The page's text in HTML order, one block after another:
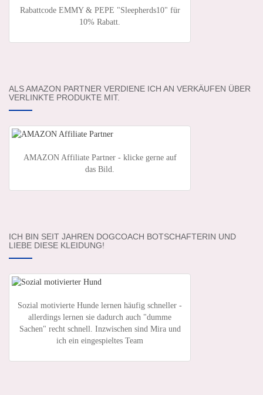
Rabattcode EMMY & PEPE "Sleepherds10" für
10% Rabatt.
ALS AMAZON PARTNER VERDIENE ICH AN VERKÄUFEN ÜBER
VERLINKTE PRODUKTE MIT.
AMAZON Affiliate Partner - klicke gerne auf
das Bild.
ICH BIN SEIT JAHREN DOGCOACH BOTSCHAFTERIN UND
LIEBE DIESE KLEIDUNG!
Sozial motivierte Hunde lernen häufig schneller -
allerdings lernen sie dadurch auch "dumme
Sachen" recht schnell. Inzwischen sind Mira und
ich ein eingespieltes Team